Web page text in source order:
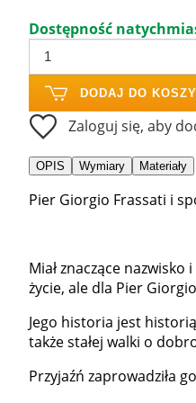
Dostępność
DODAJ DO
Zaloguj się, aby
OPIS Wymiary Materiały
Pier Giorgio Frassati i
Miał znaczące
życie, ale dla Pier
Jego historia jest
także stałej walki o
Przyjaźń zaprowadziła